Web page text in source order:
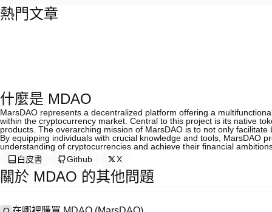
熱門文章
什麼是 MDAO
MarsDAO represents a decentralized platform offering a
within the cryptocurrency market. Central to this project is its native
products. The overarching mission of MarsDAO is to not only
By equipping individuals with crucial knowledge and tools, MarsDAO
understanding of cryptocurrencies and achieve their financial
白皮書
Github X
關於 MDAO 的其他問題